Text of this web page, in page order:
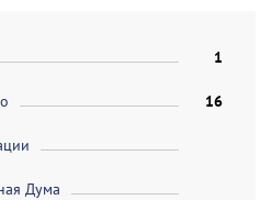
1
16
Дума